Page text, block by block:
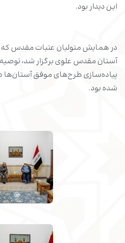
این دیدار بود.
در همایش متولیان عتبات مقدس
آستان مقدس علوی برگزار شد،
پیاده‌سازی طرح‌های موفق آستان‌ها
شده بود.